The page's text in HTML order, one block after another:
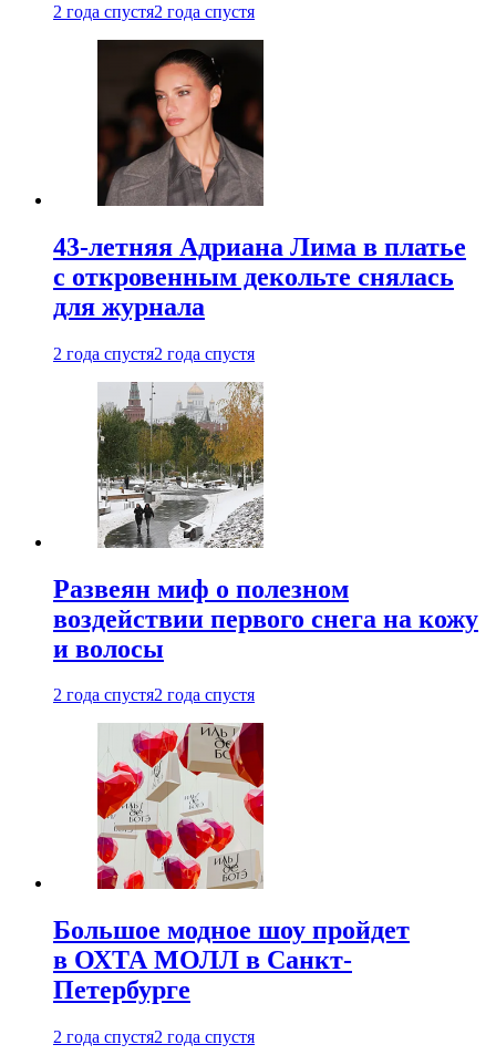
2 года спустя2 года спустя
43-летняя Адриана Лима в платье
с откровенным декольте снялась
для журнала
2 года спустя2 года спустя
Развеян миф о полезном
воздействии первого снега на кожу
и волосы
2 года спустя2 года спустя
Большое модное шоу пройдет
в ОХТА МОЛЛ в Санкт-
Петербурге
2 года спустя2 года спустя